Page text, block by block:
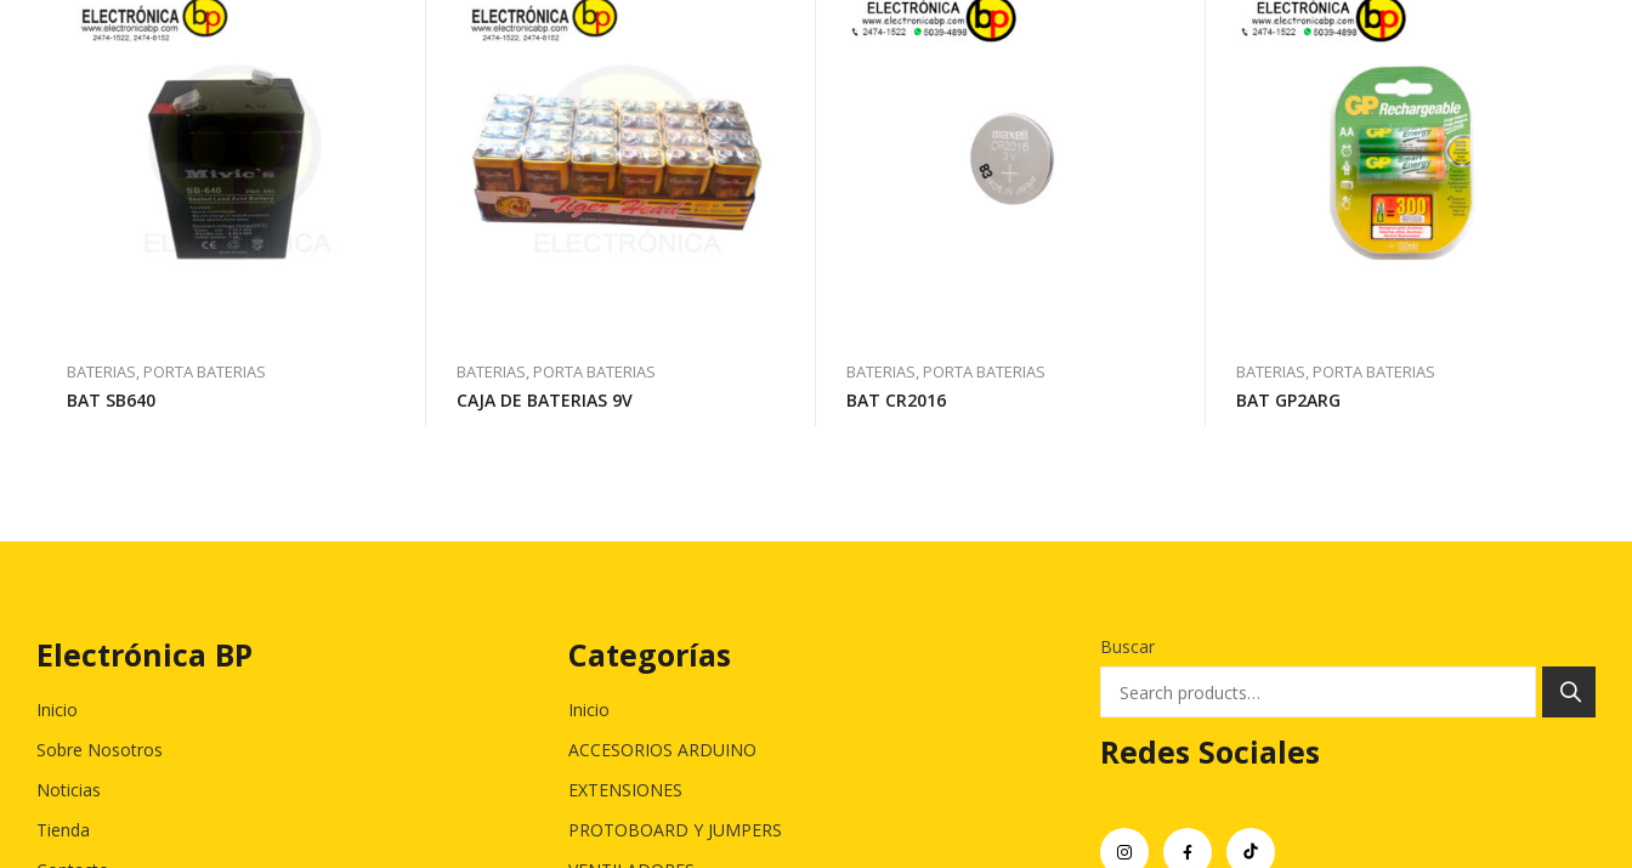
BATERIAS, PORTA BATERIAS
BAT SB640
BATERIAS, PORTA BATERIAS
CAJA DE BATERIAS 9V
BATERIAS, PORTA BATERIAS
BAT CR2016
BATERIAS, PORTA BATERIAS
BAT GP2ARG
Electrónica BP
Inicio
Sobre Nosotros
Noticias
Tienda
Categorías
Inicio
ACCESORIOS ARDUINO
EXTENSIONES
PROTOBOARD Y JUMPERS
Buscar
Redes Sociales